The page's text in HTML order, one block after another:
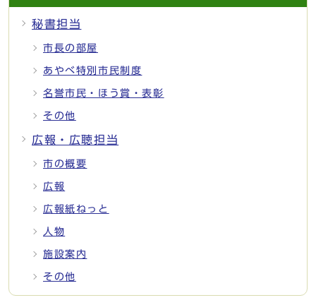
秘書担当
市長の部屋
あやべ特別市民制度
名誉市民・ほう賞・表彰
その他
広報・広聴担当
市の概要
広報
広報紙ねっと
人物
施設案内
その他